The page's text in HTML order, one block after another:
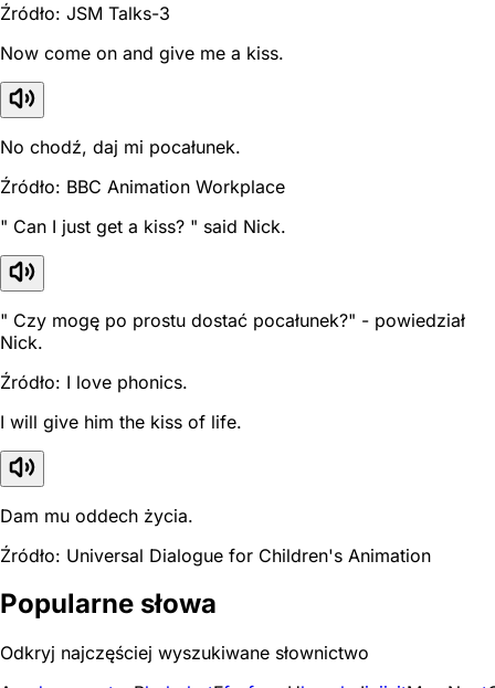
Źródło: JSM Talks-3
Now come on and give me a kiss.
No chodź, daj mi pocałunek.
Źródło: BBC Animation Workplace
" Can I just get a kiss? " said Nick.
" Czy mogę po prostu dostać pocałunek?" - powiedział
Nick.
Źródło: I love phonics.
I will give him the kiss of life.
Dam mu oddech życia.
Źródło: Universal Dialogue for Children's Animation
Popularne słowa
Odkryj najczęściej wyszukiwane słownictwo